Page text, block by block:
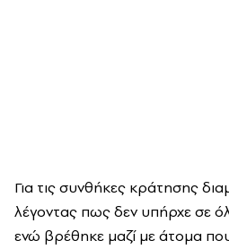
Για τις συνθήκες κράτησης
λέγοντας πως δεν υπήρχε σε
ενώ βρέθηκε μαζί με άτομα που